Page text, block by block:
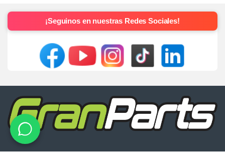
¡Seguinos en nuestras Redes Sociales!